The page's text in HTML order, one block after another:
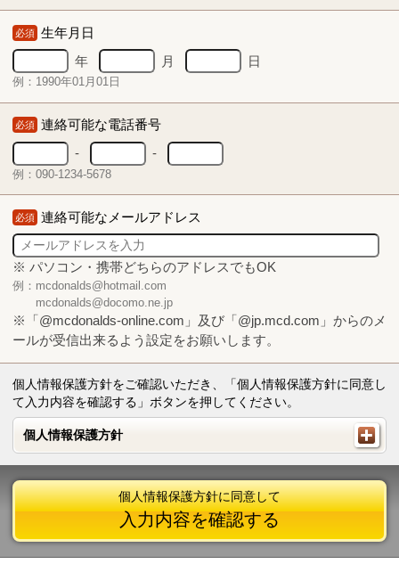
必須 生年月日
年
月 日
例：1990年01月01日
必須 連絡可能な電話番号
-
-
例：090-1234-5678
必須 連絡可能なメールアドレス
※ パソコン・携帯どちらのアドレスでもOK
例：mcdonalds@hotmail.com
mcdonalds@docomo.ne.jp
※「@mcdonalds-online.com」及び「@jp.mcd.com」からのメ
ールが受信出来るよう設定をお願いします。
個人情報保護方針をご確認いただき、「個人情報保護方針に同意し
て入力内容を確認する」ボタンを押してください。
個人情報保護方針
個人情報保護方針
個人情報保護方針に同意して
入力内容を確認する